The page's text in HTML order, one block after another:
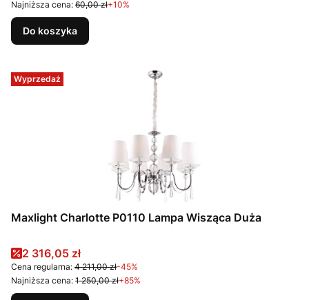
Najniższa cena: 60,00 zł+10%
Do koszyka
Wyprzedaż
Maxlight Charlotte P0110 Lampa Wisząca Duża
Cena promocyjna
2 316,05 zł
Cena regularna: 4 211,00 zł-45%
Najniższa cena: 1 250,00 zł+85%